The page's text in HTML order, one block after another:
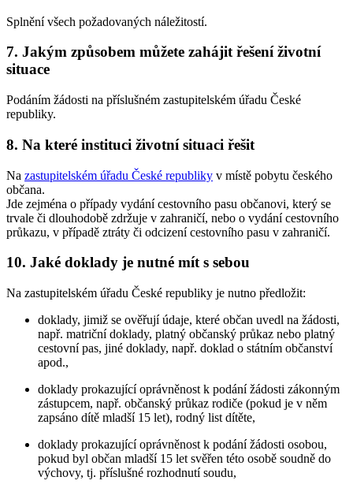
Splnění všech požadovaných náležitostí.
7. Jakým způsobem můžete zahájit řešení životní
situace
Podáním žádosti na příslušném zastupitelském úřadu České
republiky.
8. Na které instituci životní situaci řešit
Na zastupitelském úřadu České republiky v místě pobytu českého
občana.
Jde zejména o případy vydání cestovního pasu občanovi, který se
trvale či dlouhodobě zdržuje v zahraničí, nebo o vydání cestovního
průkazu, v případě ztráty či odcizení cestovního pasu v zahraničí.
10. Jaké doklady je nutné mít s sebou
Na zastupitelském úřadu České republiky je nutno předložit:
doklady, jimiž se ověřují údaje, které občan uvedl na žádosti,
např. matriční doklady, platný občanský průkaz nebo platný
cestovní pas, jiné doklady, např. doklad o státním občanství
apod.,
doklady prokazující oprávněnost k podání žádosti zákonným
zástupcem, např. občanský průkaz rodiče (pokud je v něm
zapsáno dítě mladší 15 let), rodný list dítěte,
doklady prokazující oprávněnost k podání žádosti osobou,
pokud byl občan mladší 15 let svěřen této osobě soudně do
výchovy, tj. příslušné rozhodnutí soudu,